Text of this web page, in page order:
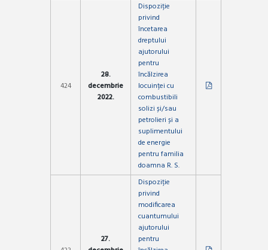
424
28.
decembrie
2022.
Dispoziție
privind
încetarea
dreptului
ajutorului
pentru
încălzirea
locuinței cu
combustibili
solizi și/sau
petrolieri și a
suplimentului
de energie
pentru familia
doamna R. S.
27.
Dispoziție
privind
modificarea
cuantumului
ajutorului
pentru